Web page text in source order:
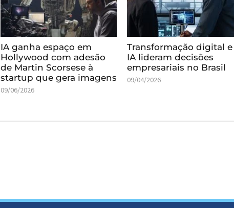
IA ganha espaço em
Hollywood com adesão
de Martin Scorsese à
startup que gera imagens
09/06/2026
Transformação digital e
IA lideram decisões
empresariais no Brasil
09/04/2026